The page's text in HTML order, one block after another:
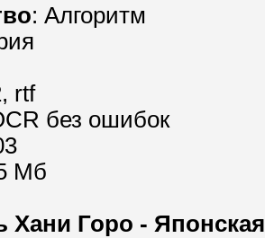
: Алгоритм
rtf
без ошибок
Мб
Хани Горо -